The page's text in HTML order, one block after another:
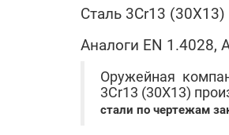
Сталь 3Cr13
Аналоги EN 1.4028,
Оружейная
3Cr13 (30Х13)
стали по чертежам